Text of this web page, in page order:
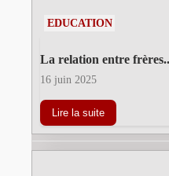
EDUCATION
La relation entre
16 juin 2025
Lire la suite